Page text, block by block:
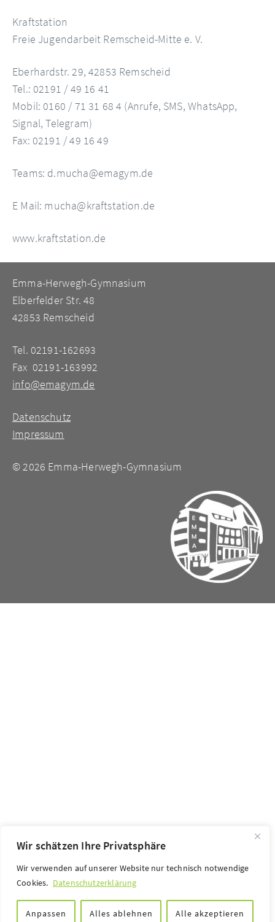
Wir schätzen Ihre Privatsphäre
Wir verwenden auf unserer Website nur technisch notwendige
Cookies. Datenschutzerklärung
Anpassen Alles ablehnen Alle akzeptieren
Kraftstation
Freie Jugendarbeit Remscheid-Mitte e. V.
Eberhardstr. 29, 42853 Remscheid
Tel.: 02191 / 49 16 41
Mobil: 0160 / 71 31 68 4 (Anrufe, SMS, WhatsApp,
Signal, Telegram)
Fax: 02191 / 49 16 49
Teams: d.mucha@emagym.de
E Mail: mucha@kraftstation.de
www.kraftstation.de
Emma-Herwegh-Gymnasium
Elberfelder Str. 48
42853 Remscheid
Tel. 02191-162693
Fax 02191-163992
info@emagym.de
Datenschutz
Impressum
©2026 Emma-Herwegh-Gymnasium